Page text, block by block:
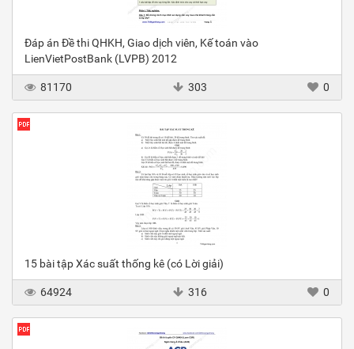
Đáp án Đề thi QHKH, Giao dịch viên, Kế toán vào
LienVietPostBank (LVPB) 2012
81170 303 0
15 bài tập Xác suất thống kê (có Lời giải)
64924 316 0